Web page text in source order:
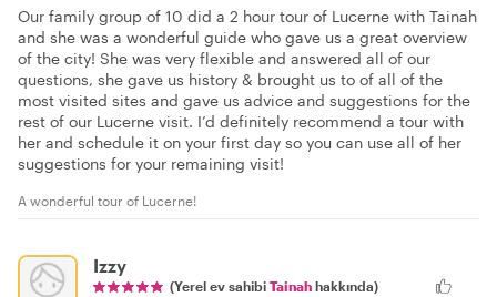
Our family group of 10 did a 2 hour tour of Lucerne with Tainah
and she was a wonderful guide who gave us a great overview
of the city! She was very flexible and answered all of our
questions, she gave us history & brought us to of all of the
most visited sites and gave us advice and suggestions for the
rest of our Lucerne visit. I’d definitely recommend a tour with
her and schedule it on your first day so you can use all of her
suggestions for your remaining visit!
A wonderful tour of Lucerne!
Izzy
(Yerel ev sahibi Tainah hakkında)